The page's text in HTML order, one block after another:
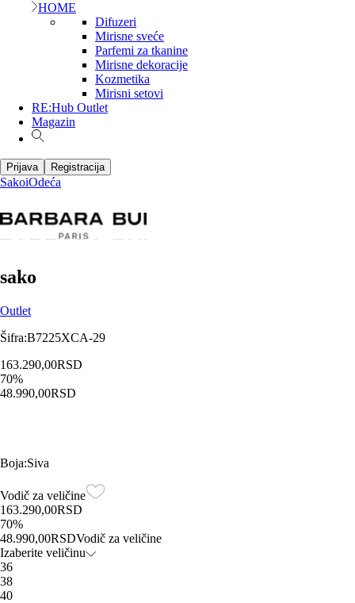
HOME
Difuzeri
Mirisne sveće
Parfemi za tkanine
Mirisne dekoracije
Kozmetika
Mirisni setovi
RE:Hub Outlet
Magazin
Prijava Registracija
SakoiOdeća
sako
Outlet
Šifra:B7225XCA-29
163.290,00RSD
70%
48.990,00RSD
Boja:Siva
Vodič za veličine
163.290,00RSD
70%
48.990,00RSDVodič za veličine
Izaberite veličinu
36
38
40